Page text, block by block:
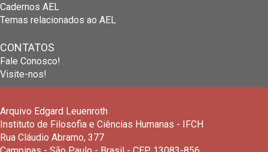
Cadernos AEL
Temas relacionados ao AEL
CONTATOS
Fale Conosco!
Visite-nos!
Arquivo Edgard Leuenroth
Instituto de Filosofia e Ciências Humanas - IFCH
Rua Cláudio Abramo, 377